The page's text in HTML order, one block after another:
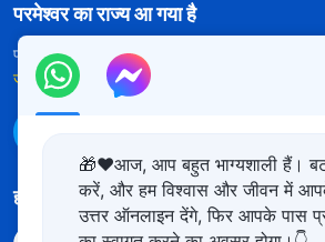
परमेश्वर का राज्य आ गया है
परमेश्वर का राज्य पृथ्वी पर आ गया है! क्या आप इसमें
जानें
हमारा अनुसरण करें
🎁❤️आज, आप बहुत भाग्यशाली हैं।
करें, और हम विश्वास और जीवन में
उत्तर ऑनलाइन देंगे, फिर आपके पास